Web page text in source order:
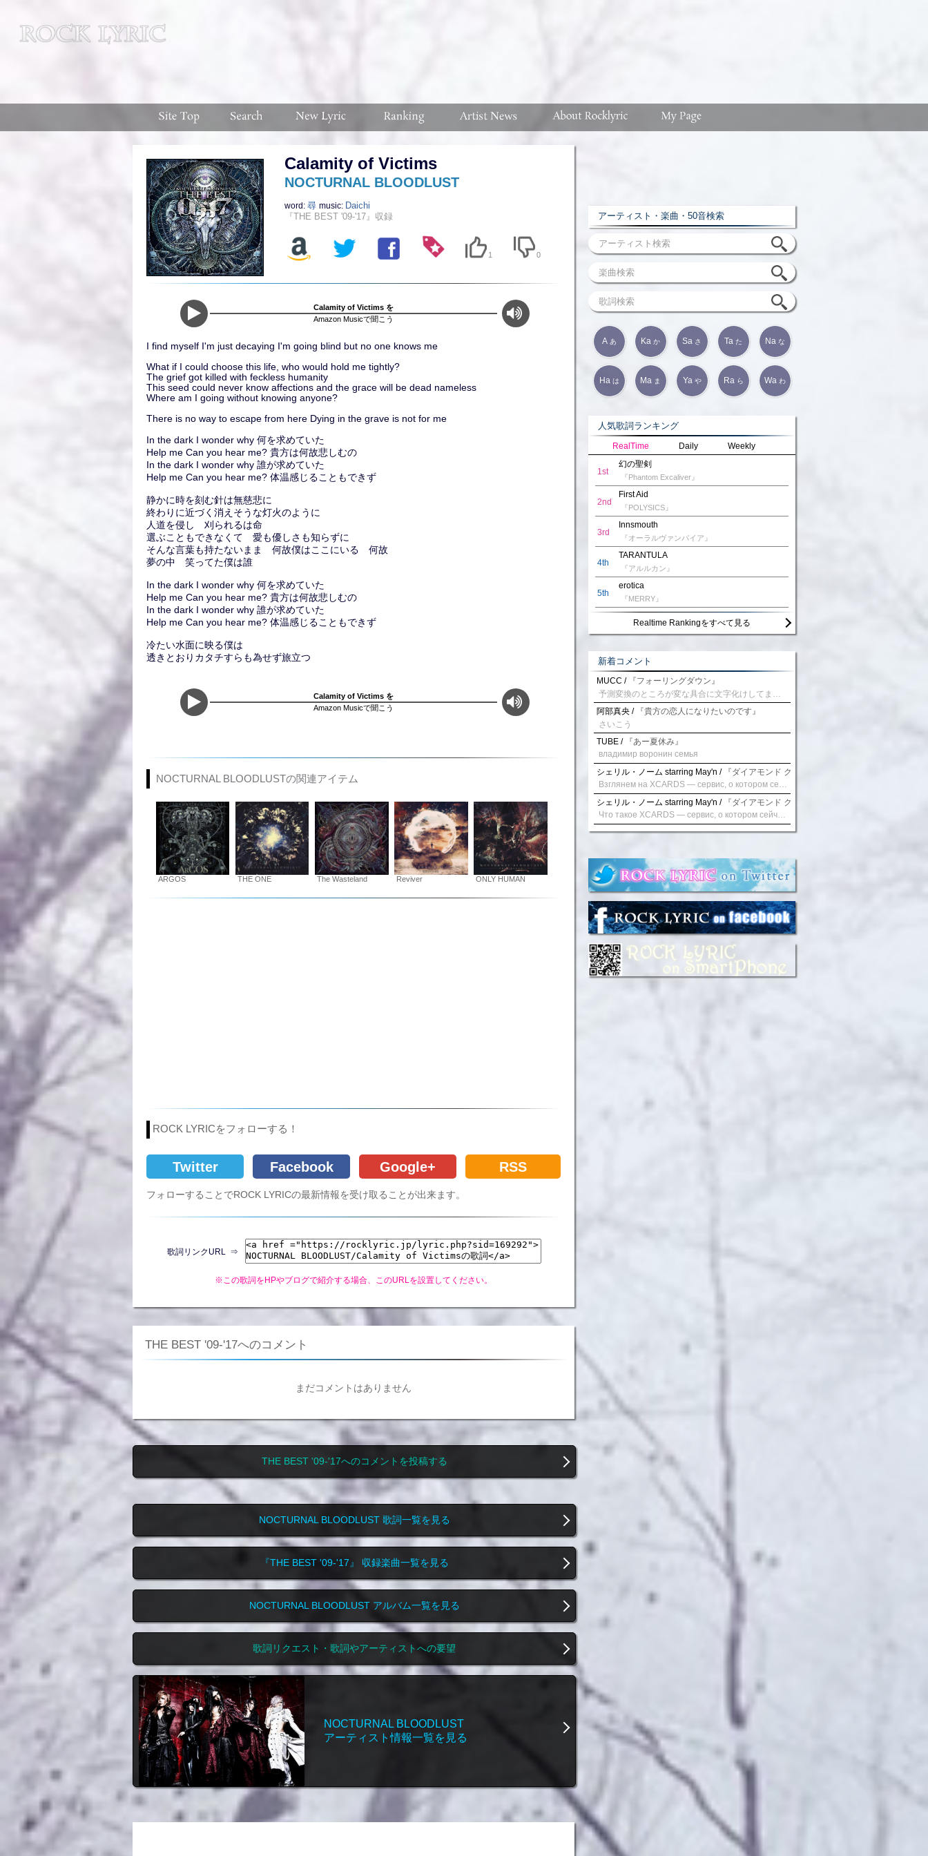
Calamity of Victims
NOCTURNAL BLOODLUST
word: 尋 music: Daichi
『THE BEST '09-'17』収録
1 0
Calamity of Victims を
Amazon Musicで聞こう
I find myself I'm just decaying I'm going blind but no one knows me
What if I could choose this life, who would hold me tightly?
The grief got killed with feckless humanity
This seed could never know affections and the grace will be dead nameless
Where am I going without knowing anyone?
There is no way to escape from here Dying in the grave is not for me
In the dark I wonder why 何を求めていた
Help me Can you hear me? 貴方は何故悲しむの
In the dark I wonder why 誰が求めていた
Help me Can you hear me? 体温感じることもできず
静かに時を刻む針は無慈悲に
終わりに近づく消えそうな灯火のように
人道を侵し 刈られるは命
選ぶこともできなくて 愛も優しさも知らずに
そんな言葉も持たないまま 何故僕はここにいる 何故
夢の中 笑ってた僕は誰
In the dark I wonder why 何を求めていた
Help me Can you hear me? 貴方は何故悲しむの
In the dark I wonder why 誰が求めていた
Help me Can you hear me? 体温感じることもできず
冷たい水面に映る僕は
透きとおりカタチすらも為せず旅立つ
Calamity of Victims を
Amazon Musicで聞こう
NOCTURNAL BLOODLUSTの関連アイテム
ARGOS THE ONE The Wasteland Reviver ONLY HUMAN
ROCK LYRICをフォローする！
Twitter Facebook Google+ RSS
フォローすることでROCK LYRICの最新情報を受け取ることが出来ます。
歌詞リンクURL ⇒
※この歌詞をHPやブログで紹介する場合、このURLを設置してください。
THE BEST '09-'17へのコメント
まだコメントはありません
THE BEST '09-'17へのコメントを投稿する
NOCTURNAL BLOODLUST 歌詞一覧を見る
『THE BEST '09-'17』 収録楽曲一覧を見る
NOCTURNAL BLOODLUST アルバム一覧を見る
歌詞リクエスト・歌詞やアーティストへの要望
NOCTURNAL BLOODLUST
アーティスト情報一覧を見る
アーティスト・楽曲・50音検索
A あ Ka か Sa さ Ta た Na な
Ha は Ma ま Ya や Ra ら Wa わ
人気歌詞ランキング
RealTime Daily Weekly
1st
幻の聖剣
『Phantom Excaliver』
2nd
First Aid
『POLYSICS』
3rd
Innsmouth
『オーラルヴァンパイア』
4th
TARANTULA
『アルルカン』
5th
erotica
『MERRY』
Realtime Rankingをすべて見る
新着コメント
MUCC / 『フォーリングダウン』
阿部真央 / 『貴方の恋人になりたいのです』
さいこう
TUBE / 『あー夏休み』
владимир воронин семья
シェリル・ノーム starring May'n / 『ダイアモンド クレバス/射手座☆午後九時 Don't be
シェリル・ノーム starring May'n / 『ダイアモンド クレバス/射手座☆午後九時 Don't be
Что такое XCARDS — сервис, о котором сейчас говорят. Буквально на днях заметил о интересный бренд XCARDS, он помогает создавать онлайн карты чтобы управлять бюджетами. Ключевые преимущества: Выпуск занимает всего считанные минуты. Платформа даёт возможность оформить множество карт для разных целей. Есть поддержка в любое время суток включая персонального менеджера. Есть контроль без задержек — транзакции, уведомления, аналитика — всё под рукой. Возможные нюансы: Регистрация: европейская юрисдикция — желательно убедиться, что сервис можно использовать без нарушений. Финансовые условия: возможно, есть скрытые комиссии, поэтому лучше внимательно прочитать договор. Отзывы пользователей: по отзывам поддержка работает быстро. Надёжность системы: внедрены базовые меры безопасности, но всё равно советую не хранить большие суммы на карте. Вывод: В целом платформа кажется отличным помощником для маркетологов. Платформа сочетает скорость, удобство и гибкость. Как вы думаете? Пользовались ли вы XCARDS? Поделитесь опытом — будет интересно сравнить. Виртуальные карты для бизнеса